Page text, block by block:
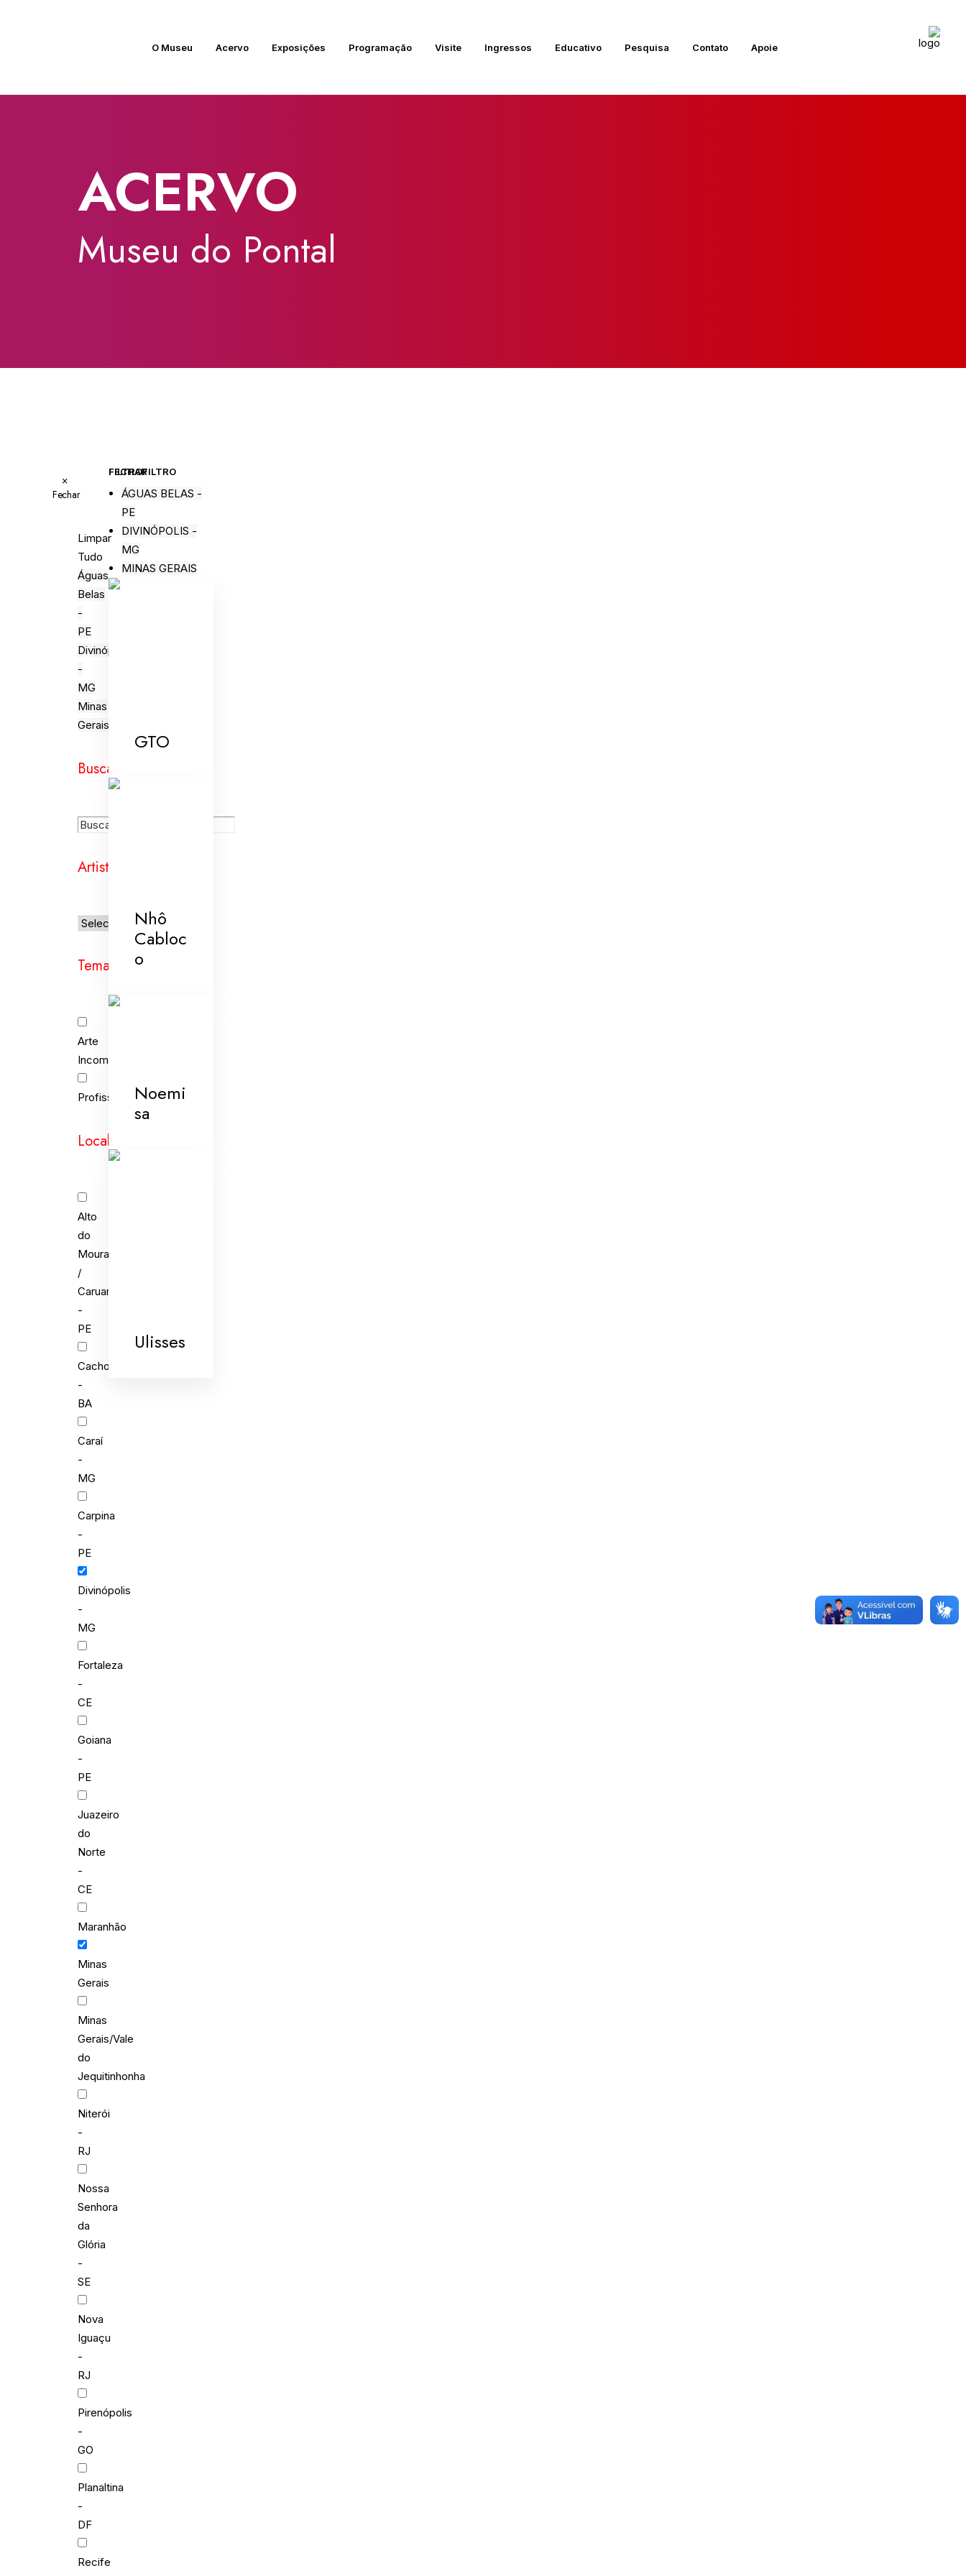
O Museu Acervo Exposições Programação Visite Ingressos Educativo Pesquisa Contato Apoie
ACERVO
Museu do Pontal
×
Fechar
Limpar
Tudo
Águas
Belas
-
PE
Divinópolis
-
MG
Minas
Gerais
Busca
Artistas
Temas
Arte
Incomum
Profissões
Localidades
Alto
do
Moura
/
Caruaru
-
PE
Cachoeira
-
BA
Caraí
-
MG
Carpina
-
PE
Divinópolis
-
MG
Fortaleza
-
CE
Goiana
-
PE
Juazeiro
do
Norte
-
CE
Maranhão
Minas
Gerais
Minas
Gerais/Vale
do
Jequitinhonha
Niterói
-
RJ
Nossa
Senhora
da
Glória
-
SE
Nova
Iguaçu
-
RJ
Pirenópolis
-
GO
Planaltina
-
DF
Recife
FECHAR FILTROFILTRO
ÁGUAS BELAS -
PE
DIVINÓPOLIS -
MG
MINAS GERAIS
GTO
Nhô
Cabloc
o
Noemi
sa
Ulisses